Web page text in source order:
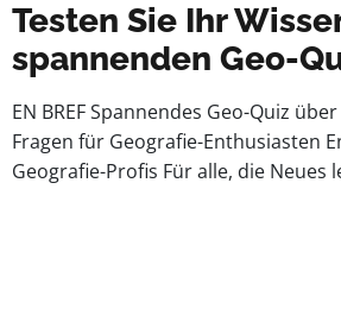
Testen Sie Ihr
spannenden Geo-
EN BREF Spannendes Geo-Quiz
Fragen für Geografie-Enthusiasten
Geografie-Profis Für alle, die Neues